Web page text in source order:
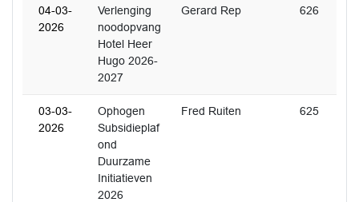
04-03-
2026
Verlenging
noodopvang
Hotel Heer
Hugo 2026-
2027
Gerard Rep 626
03-03-
2026
Ophogen
Subsidieplaf
ond
Duurzame
Initiatieven
2026
Fred Ruiten 625